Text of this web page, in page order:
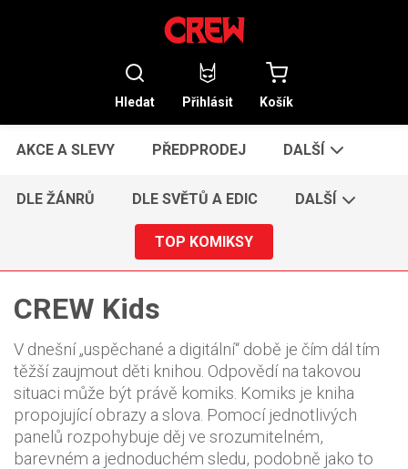
Hledat Přihlásit Košík
AKCE A SLEVY PŘEDPRODEJ DALŠÍ
DLE ŽÁNRŮ DLE SVĚTŮ A EDIC DALŠÍ
TOP KOMIKSY
CREW Kids
V dnešní „uspěchané a digitální“ době je čím dál tím
těžší zaujmout děti knihou. Odpovědí na takovou
situaci může být právě komiks. Komiks je kniha
propojující obrazy a slova. Pomocí jednotlivých
panelů rozpohybuje děj ve srozumitelném,
barevném a jednoduchém sledu, podobně jako to